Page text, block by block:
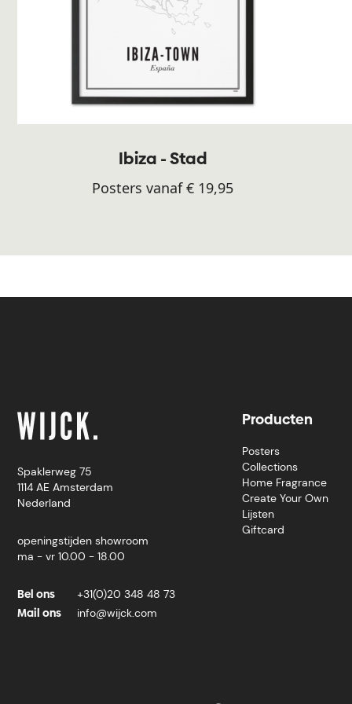
Ibiza - Stad
Posters vanaf € 19,95
Spaklerweg 75
1114 AE Amsterdam
Nederland
openingstijden showroom
ma - vr 10.00 - 18.00
Bel ons +31(0)20 348 48 73
Mail ons info@wijck.com
Producten
Posters
Collections
Home Fragrance
Create Your Own
Lijsten
Giftcard